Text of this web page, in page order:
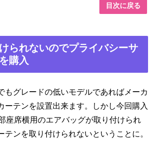
目次に戻る
られないのでプライバシーサ
購入
もグレードの低いモデルであればメーカ
ーテンを設置出来ます。しかし今回購入
座席横用のエアバッグが取り付けられ
テンを取り付けられないということに。